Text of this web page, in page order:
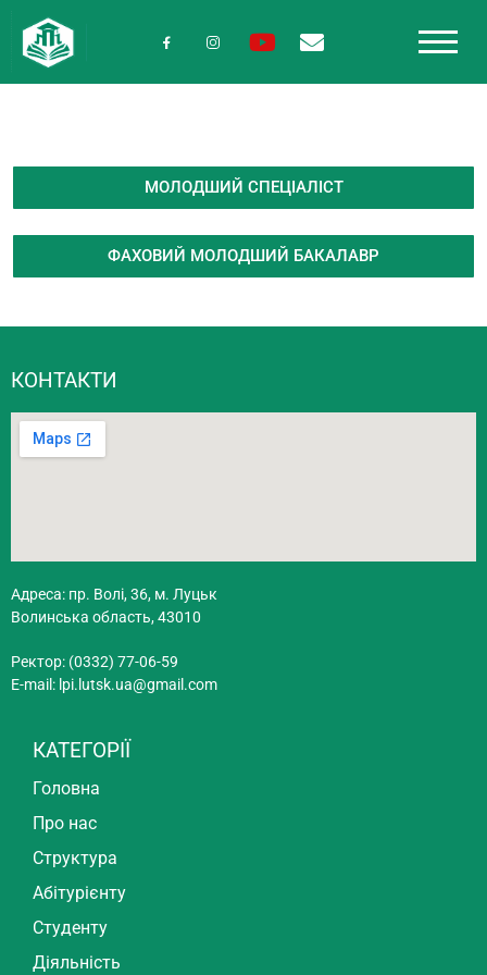
МОЛОДШИЙ СПЕЦІАЛІСТ
ФАХОВИЙ МОЛОДШИЙ БАКАЛАВР
КОНТАКТИ
Адреса: пр. Волі, 36, м. Луцьк
Волинська область, 43010
Ректор: (0332) 77-06-59
E-mail: lpi.lutsk.ua@gmail.com
КАТЕГОРІЇ
Головна
Про нас
Структура
Абітурієнту
Студенту
Діяльність